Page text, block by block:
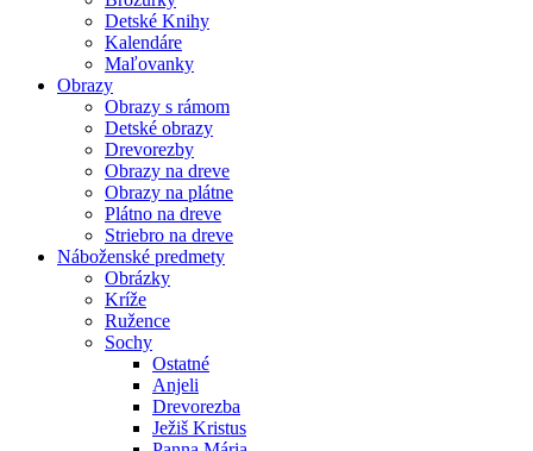
Detské Knihy
Kalendáre
Maľovanky
Obrazy
Obrazy s rámom
Detské obrazy
Drevorezby
Obrazy na dreve
Obrazy na plátne
Plátno na dreve
Striebro na dreve
Náboženské predmety
Obrázky
Kríže
Ružence
Sochy
Ostatné
Anjeli
Drevorezba
Ježiš Kristus